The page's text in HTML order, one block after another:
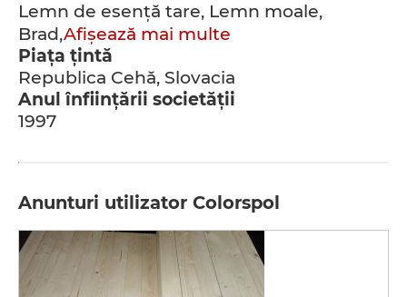
Lemn de esenţă tare, Lemn moale,
Brad,Afișează mai multe
Piața țintă
Republica Cehă, Slovacia
Anul înfiinţării societăţii
1997
Anunturi utilizator Colorspol